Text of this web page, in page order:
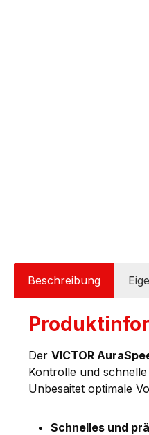
Beschreibung
Der VICTOR
Kontrolle und
Unbesaitet optimale
Schnelles und